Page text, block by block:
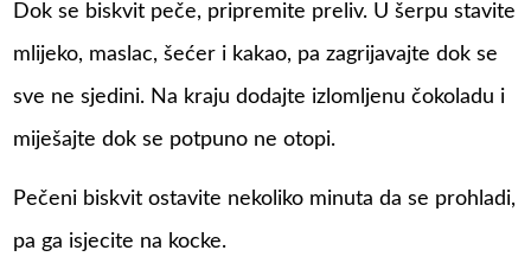
Dok se biskvit peče, pripremite preliv. U šerpu stavite
mlijeko, maslac, šećer i kakao, pa zagrijavajte dok se
sve ne sjedini. Na kraju dodajte izlomljenu čokoladu i
miješajte dok se potpuno ne otopi.
Pečeni biskvit ostavite nekoliko minuta da se prohladi,
pa ga isjecite na kocke.